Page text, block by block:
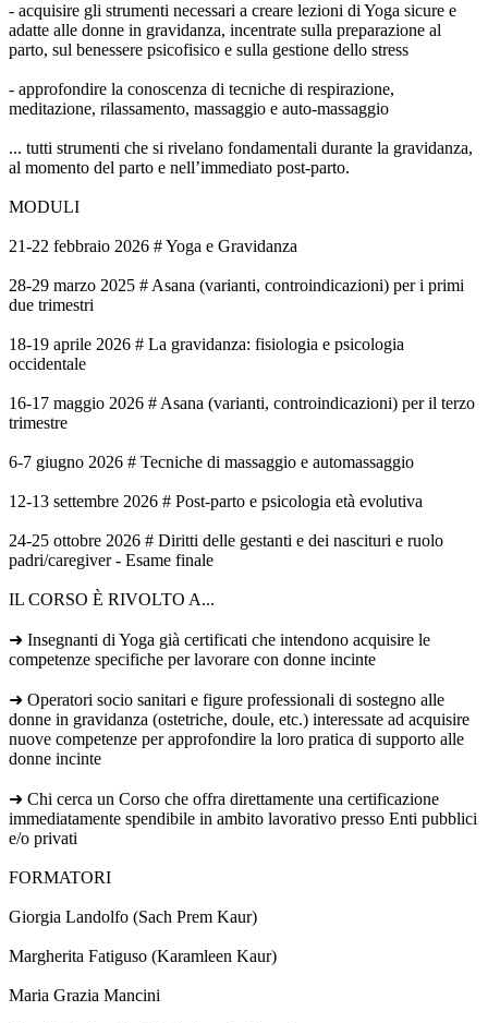
- acquisire gli strumenti necessari a creare lezioni di Yoga sicure e
adatte alle donne in gravidanza, incentrate sulla preparazione al
parto, sul benessere psicofisico e sulla gestione dello stress
- approfondire la conoscenza di tecniche di respirazione,
meditazione, rilassamento, massaggio e auto-massaggio
... tutti strumenti che si rivelano fondamentali durante la gravidanza,
al momento del parto e nell’immediato post-parto.
MODULI
21-22 febbraio 2026 # Yoga e Gravidanza
28-29 marzo 2025 # Asana (varianti, controindicazioni) per i primi
due trimestri
18-19 aprile 2026 # La gravidanza: fisiologia e psicologia
occidentale
16-17 maggio 2026 # Asana (varianti, controindicazioni) per il terzo
trimestre
6-7 giugno 2026 # Tecniche di massaggio e automassaggio
12-13 settembre 2026 # Post-parto e psicologia età evolutiva
24-25 ottobre 2026 # Diritti delle gestanti e dei nascituri e ruolo
padri/caregiver - Esame finale
IL CORSO È RIVOLTO A...
➜ Insegnanti di Yoga già certificati che intendono acquisire le
competenze specifiche per lavorare con donne incinte
➜ Operatori socio sanitari e figure professionali di sostegno alle
donne in gravidanza (ostetriche, doule, etc.) interessate ad acquisire
nuove competenze per approfondire la loro pratica di supporto alle
donne incinte
➜ Chi cerca un Corso che offra direttamente una certificazione
immediatamente spendibile in ambito lavorativo presso Enti pubblici
e/o privati
FORMATORI
Giorgia Landolfo (Sach Prem Kaur)
Margherita Fatiguso (Karamleen Kaur)
Maria Grazia Mancini